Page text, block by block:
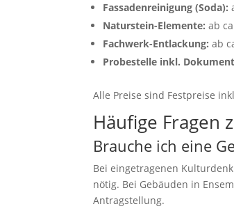
Fassadenreinigung (Soda):
Naturstein-Elemente: ab
Fachwerk-Entlackung: ab
Probestelle inkl.
Alle Preise sind Festpreise
Häufige Fragen
Brauche ich eine
Bei eingetragenen
nötig. Bei Gebäuden in
Antragstellung.